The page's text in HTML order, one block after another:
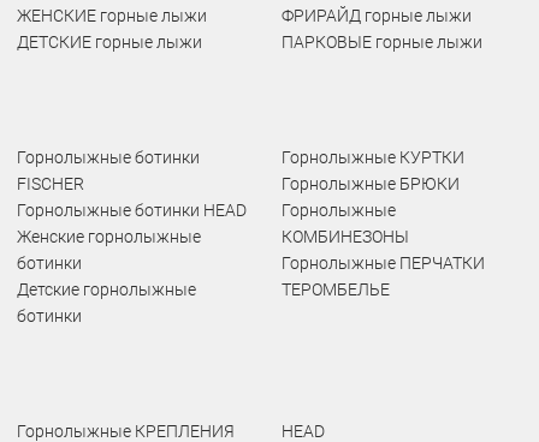
ЖЕНСКИЕ горные лыжи
ДЕТСКИЕ горные лыжи
ФРИРАЙД горные лыжи
ПАРКОВЫЕ горные лыжи
Горнолыжные ботинки
FISCHER
Горнолыжные ботинки HEAD
Женские горнолыжные
ботинки
Детские горнолыжные
ботинки
Горнолыжные КУРТКИ
Горнолыжные БРЮКИ
Горнолыжные
КОМБИНЕЗОНЫ
Горнолыжные ПЕРЧАТКИ
ТЕРОМБЕЛЬЕ
Горнолыжные КРЕПЛЕНИЯ
HEAD